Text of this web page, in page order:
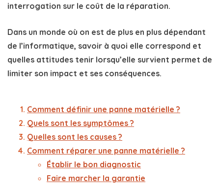
interrogation sur le coût de la réparation.
Dans un monde où on est de plus en plus dépendant
de l’informatique, savoir à quoi elle correspond et
quelles attitudes tenir lorsqu’elle survient permet de
limiter son impact et ses conséquences.
Comment définir une panne matérielle ?
Quels sont les symptômes ?
Quelles sont les causes ?
Comment réparer une panne matérielle ?
Établir le bon diagnostic
Faire marcher la garantie